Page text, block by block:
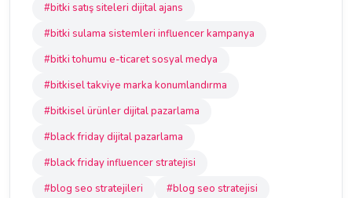
#bitki satış siteleri dijital ajans
#bitki sulama sistemleri influencer kampanya
#bitki tohumu e-ticaret sosyal medya
#bitkisel takviye marka konumlandırma
#bitkisel ürünler dijital pazarlama
#black friday dijital pazarlama
#black friday influencer stratejisi
#blog seo stratejileri
#blog seo stratejisi